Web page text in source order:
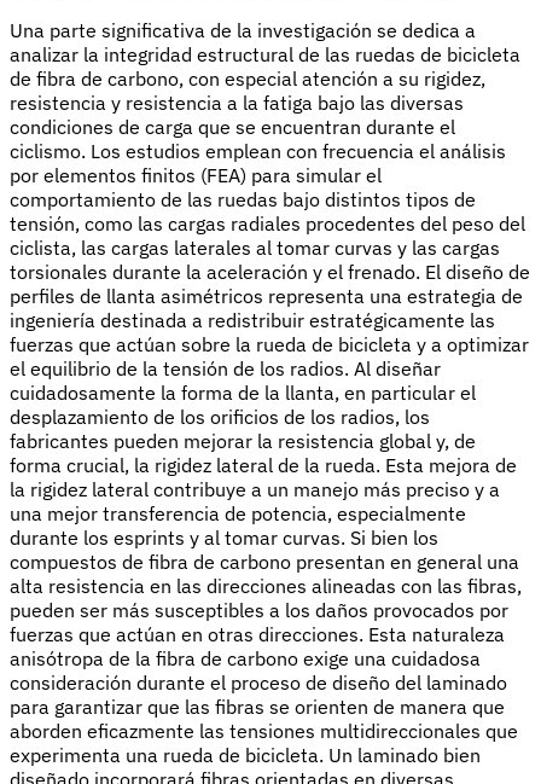
Una parte significativa de la investigación se dedica a
analizar la integridad estructural de las ruedas de bicicleta
de fibra de carbono, con especial atención a su rigidez,
resistencia y resistencia a la fatiga bajo las diversas
condiciones de carga que se encuentran durante el
ciclismo. Los estudios emplean con frecuencia el análisis
por elementos finitos (FEA) para simular el
comportamiento de las ruedas bajo distintos tipos de
tensión, como las cargas radiales procedentes del peso del
ciclista, las cargas laterales al tomar curvas y las cargas
torsionales durante la aceleración y el frenado. El diseño de
perfiles de llanta asimétricos representa una estrategia de
ingeniería destinada a redistribuir estratégicamente las
fuerzas que actúan sobre la rueda de bicicleta y a optimizar
el equilibrio de la tensión de los radios. Al diseñar
cuidadosamente la forma de la llanta, en particular el
desplazamiento de los orificios de los radios, los
fabricantes pueden mejorar la resistencia global y, de
forma crucial, la rigidez lateral de la rueda. Esta mejora de
la rigidez lateral contribuye a un manejo más preciso y a
una mejor transferencia de potencia, especialmente
durante los esprints y al tomar curvas. Si bien los
compuestos de fibra de carbono presentan en general una
alta resistencia en las direcciones alineadas con las fibras,
pueden ser más susceptibles a los daños provocados por
fuerzas que actúan en otras direcciones. Esta naturaleza
anisótropa de la fibra de carbono exige una cuidadosa
consideración durante el proceso de diseño del laminado
para garantizar que las fibras se orienten de manera que
aborden eficazmente las tensiones multidireccionales que
experimenta una rueda de bicicleta. Un laminado bien
diseñado incorporará fibras orientadas en diversas